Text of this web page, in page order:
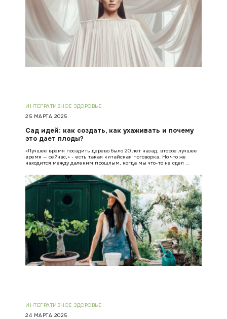
ИНТЕГРАТИВНОЕ ЗДОРОВЬЕ
25 МАРТА 2025
Сад идей: как создать, как ухаживать и почему
это дает плоды?
«Лучшее время посадить дерево было 20 лет назад, второе лучшее
время — сейчас,» - есть такая китайская поговорка. Но что же
находится между далеким прошлым, когда мы что-то не сдел …
ИНТЕГРАТИВНОЕ ЗДОРОВЬЕ
24 МАРТА 2025